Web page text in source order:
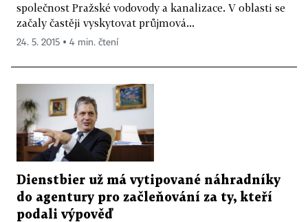
společnost Pražské vodovody a kanalizace. V oblasti se
začaly častěji vyskytovat průjmová...
24. 5. 2015 ▪ 4 min. čtení
Dienstbier už má vytipované náhradníky
do agentury pro začleňování za ty, kteří
podali výpověď